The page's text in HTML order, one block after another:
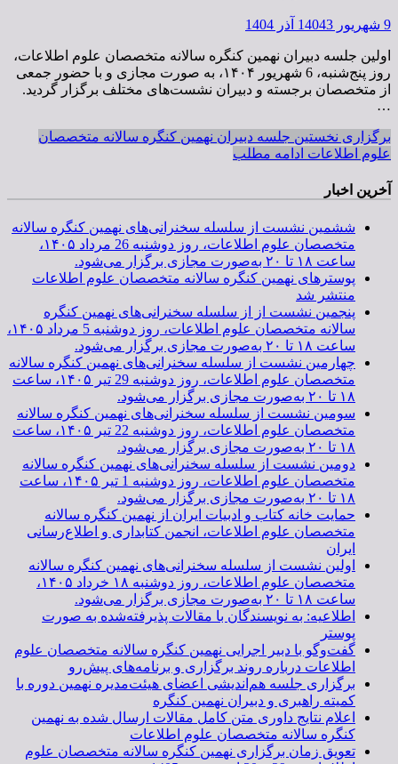
9 شهریور 1404 3 آذر 1404
اولین جلسه دبیران نهمین کنگره سالانه متخصصان علوم اطلاعات،
روز پنج‌شنبه، 6 شهریور ۱۴۰۴، به ‌صورت مجازی و با حضور جمعی
از متخصصان برجسته و دبیران نشست‌های مختلف برگزار گردید.
…
برگزاری نخستین جلسه دبیران نهمین کنگره سالانه متخصصان
علوم اطلاعات ادامه مطلب
آخرین اخبار
ششمین نشست از سلسله سخنرانی‌های نهمین کنگره سالانه
متخصصان علوم اطلاعات، روز دوشنبه 26 مرداد ۱۴۰۵،
ساعت ۱۸ تا ۲۰ به‌صورت مجازی برگزار می‌شود.
پوسترهای نهمین کنگره سالانه متخصصان علوم اطلاعات
منتشر شد
پنجمین نشست از از سلسله سخنرانی‌های نهمین کنگره
سالانه متخصصان علوم اطلاعات، روز دوشنبه 5 مرداد ۱۴۰۵،
ساعت ۱۸ تا ۲۰ به‌صورت مجازی برگزار می‌شود.
چهارمین نشست از سلسله سخنرانی‌های نهمین کنگره سالانه
متخصصان علوم اطلاعات، روز دوشنبه 29 تیر ۱۴۰۵، ساعت
۱۸ تا ۲۰ به‌صورت مجازی برگزار می‌شود.
سومین نشست از سلسله سخنرانی‌های نهمین کنگره سالانه
متخصصان علوم اطلاعات، روز دوشنبه 22 تیر ۱۴۰۵، ساعت
۱۸ تا ۲۰ به‌صورت مجازی برگزار می‌شود.
دومین نشست از سلسله سخنرانی‌های نهمین کنگره سالانه
متخصصان علوم اطلاعات، روز دوشنبه 1 تیر ۱۴۰۵، ساعت
۱۸ تا ۲۰ به‌صورت مجازی برگزار می‌شود.
حمایت خانه کتاب و ادبیات ایران از نهمین کنگره سالانه
متخصصان علوم اطلاعات، انجمن کتابداری و اطلاع‌رسانی
ایران
اولین نشست از سلسله سخنرانی‌های نهمین کنگره سالانه
متخصصان علوم اطلاعات، روز دوشنبه ۱۸ خرداد ۱۴۰۵،
ساعت ۱۸ تا ۲۰ به‌صورت مجازی برگزار می‌شود.
اطلاعیه: به نویسندگان با مقالات پذیرفته‌شده به صورت
پوستر
گفت‌وگو با دبیر اجرایی نهمین کنگره سالانه متخصصان علوم
اطلاعات درباره روند برگزاری و برنامه‌های پیش‌رو
برگزاری جلسه هم‌اندیشی اعضای هیئت‌مدیره نهمین دوره با
کمیته راهبری و دبیران نهمین کنگره
اعلام نتایج داوری متن کامل مقالات ارسال شده به نهمین
کنگره سالانه متخصصان علوم اطلاعات
تعویق زمان برگزاری نهمین کنگره سالانه متخصصان علوم